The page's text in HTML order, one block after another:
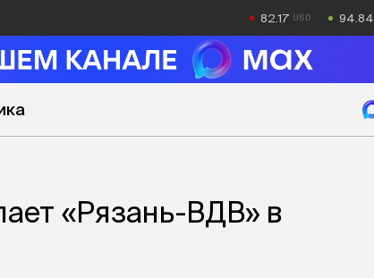
82.17 94.84
«Рязань-ВДВ» в